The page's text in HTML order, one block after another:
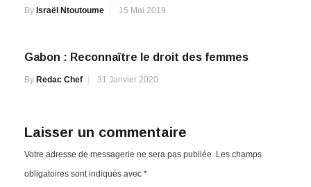
By Israël Ntoutoume 15 Mai 2019
Gabon : Reconnaître le droit des femmes
By Redac Chef 31 Janvier 2020
Laisser un commentaire
Votre adresse de messagerie ne sera pas publiée. Les champs
obligatoires sont indiqués avec *